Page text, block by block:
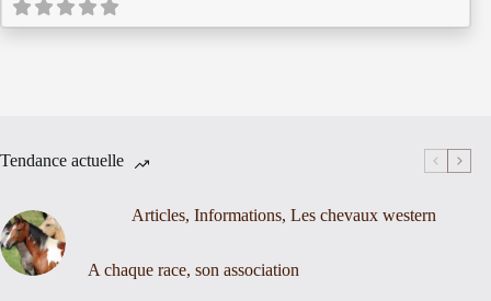
Tendance actuelle
Articles, Informations, Les chevaux western
A chaque race, son association